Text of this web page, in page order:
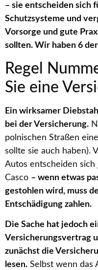
– sie entscheiden sich
Schutzsysteme und
Vorsorge und gute
sollten. Wir haben 6
Regel
Sie eine
Ein wirksamer
bei der Versicherung.
polnischen Straßen
sollte sie auch haben).
Autos entscheiden
Casco – wenn etwas
gestohlen wird, muss
Entschädigung zahlen.
Die Sache hat jedoch
Versicherungsvertrag
zunächst die
lesen. Selbst wenn das